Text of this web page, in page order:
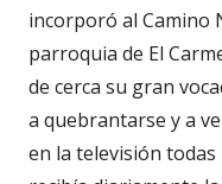
incorporó al Camino
parroquia de El
de cerca su gran
a quebrantarse y a
en la televisión todas